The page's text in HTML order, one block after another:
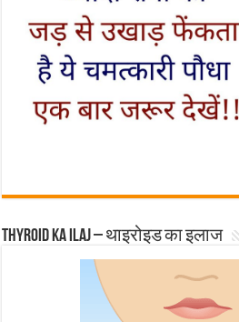
Thyroid ka ilaj – थाइरोइड का इलाज